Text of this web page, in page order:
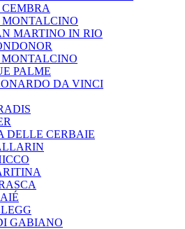
MARTINO IN RIO
PALME
DA VINCI
DELLE CERBAIE
GABIANO